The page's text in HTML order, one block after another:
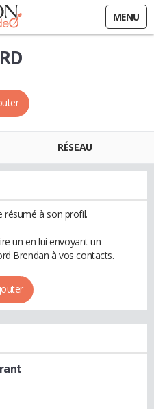
MENU
RÉSEAU
résumé à son profil.
un en lui envoyant un
Brendan à vos contacts.